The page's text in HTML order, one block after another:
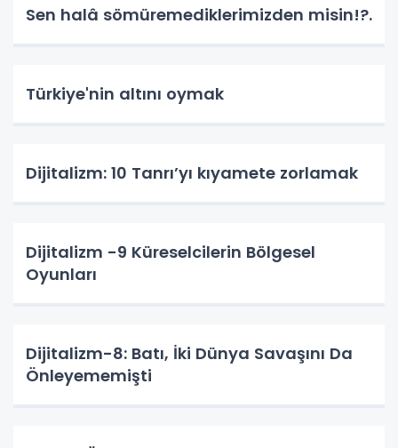
Sen halâ sömüremediklerimizden misin!?.
Türkiye'nin altını oymak
Dijitalizm: 10 Tanrı’yı kıyamete zorlamak
Dijitalizm -9 Küreselcilerin Bölgesel
Oyunları
Dijitalizm-8: Batı, İki Dünya Savaşını Da
Önleyememişti